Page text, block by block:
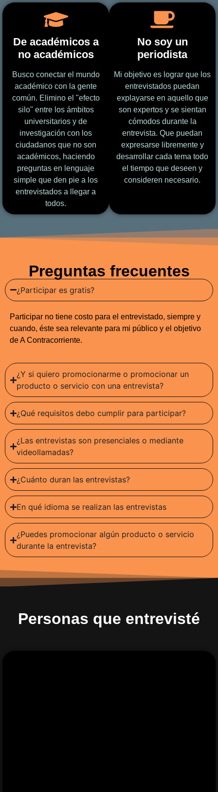
De académicos a
no académicos
Busco conectar el mundo
académico con la gente
común. Elimino el "efecto
silo" entre los ámbitos
universitarios y de
investigación con los
ciudadanos que no son
académicos, haciendo
preguntas en lenguaje
simple que den pie a los
entrevistados a llegar a
todos.
No soy un
periodista
Mi objetivo es lograr que los
entrevistados puedan
explayarse en aquello que
son expertos y se sientan
cómodos durante la
entrevista. Que puedan
expresarse libremente y
desarrollar cada tema todo
el tiempo que deseen y
consideren necesario.
Preguntas frecuentes
¿Participar es gratis?
Participar no tiene costo para el entrevistado, siempre y
cuando, éste sea relevante para mi público y el objetivo
de A Contracorriente.
¿Y si quiero promocionarme o promocionar un
producto o servicio con una entrevista?
¿Qué requisitos debo cumplir para participar?
¿Las entrevistas son presenciales o mediante
videollamadas?
¿Cuánto duran las entrevistas?
En qué idioma se realizan las entrevistas
¿Puedes promocionar algún producto o servicio
durante la entrevista?
Personas que entrevisté